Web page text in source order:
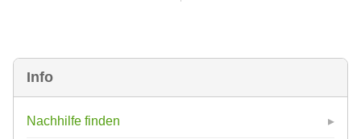
Info
Nachhilfe finden